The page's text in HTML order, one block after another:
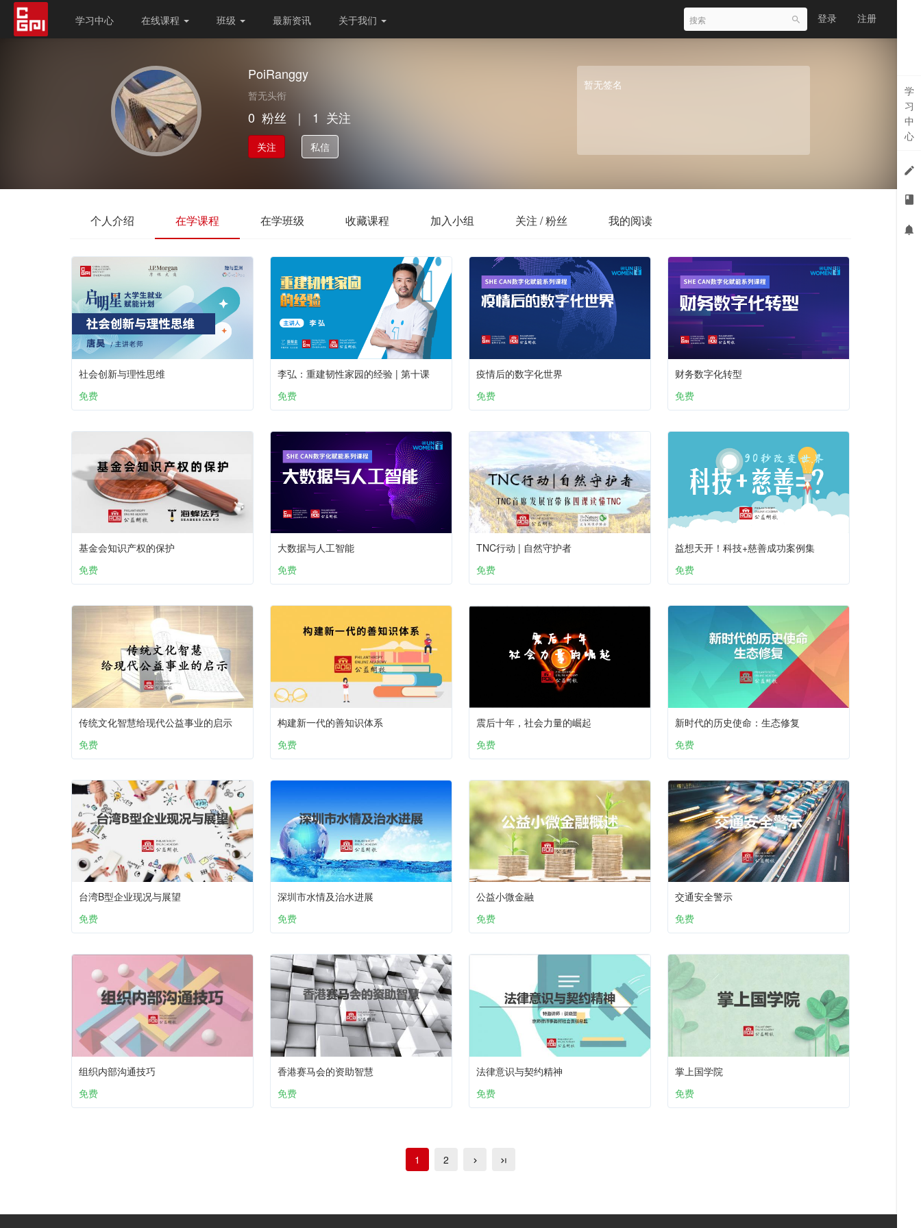
学习中心 在线课程 班级 最新资讯 关于我们 登录 注册
PoiRanggy
暂无头衔
0 粉丝 ｜ 1 关注
关注 私信
暂无签名
个人介绍 在学课程 在学班级 收藏课程 加入小组 关注 / 粉丝 我的阅读
社会创新与理性思维
免费
李弘：重建韧性家园的经验 | 第十课
免费
疫情后的数字化世界
免费
财务数字化转型
免费
基金会知识产权的保护
免费
大数据与人工智能
免费
TNC行动 | 自然守护者
免费
益想天开！科技+慈善成功案例集
免费
传统文化智慧给现代公益事业的启示
免费
构建新一代的善知识体系
免费
震后十年，社会力量的崛起
免费
新时代的历史使命：生态修复
免费
台湾B型企业现况与展望
免费
深圳市水情及治水进展
免费
公益小微金融
免费
交通安全警示
免费
组织内部沟通技巧
免费
香港赛马会的资助智慧
免费
法律意识与契约精神
免费
掌上国学院
免费
1 2
学
习
中
心